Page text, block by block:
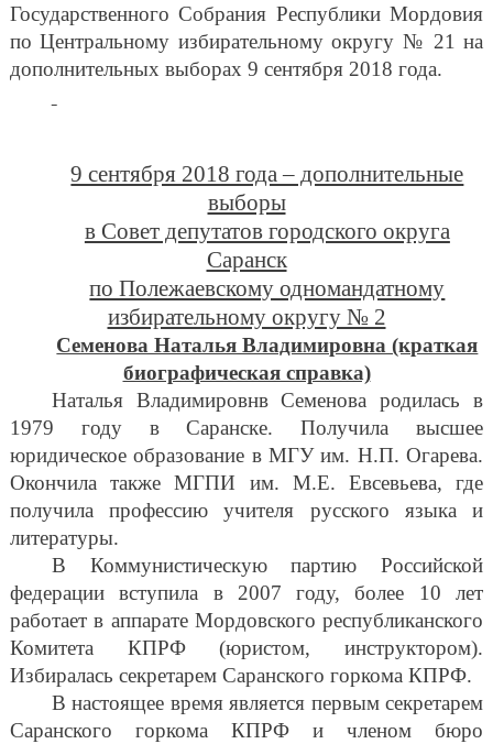
Государственного Собрания Республики Мордовия
по Центральному избирательному округу № 21 на
дополнительных выборах 9 сентября 2018 года.
9 сентября 2018 года – дополнительные
выборы
в Совет депутатов городского округа
Саранск
по Полежаевскому одномандатному
избирательному округу № 2
Семенова Наталья Владимировна (краткая
биографическая справка)
Наталья Владимировнв Семенова родилась в
1979 году в Саранске. Получила высшее
юридическое образование в МГУ им. Н.П. Огарева.
Окончила также МГПИ им. М.Е. Евсевьева, где
получила профессию учителя русского языка и
литературы.
В Коммунистическую партию Российской
федерации вступила в 2007 году, более 10 лет
работает в аппарате Мордовского республиканского
Комитета КПРФ (юристом, инструктором).
Избиралась секретарем Саранского горкома КПРФ.
В настоящее время является первым секретарем
Саранского горкома КПРФ и членом бюро